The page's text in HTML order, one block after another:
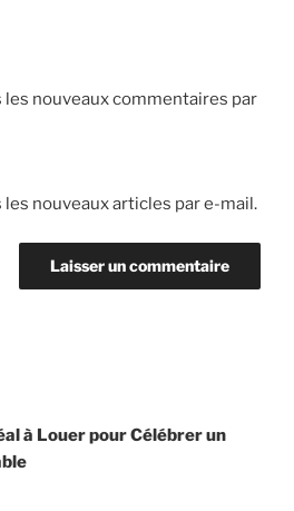
nouveaux commentaires par
nouveaux articles par e-mail.
à Louer pour Célébrer un